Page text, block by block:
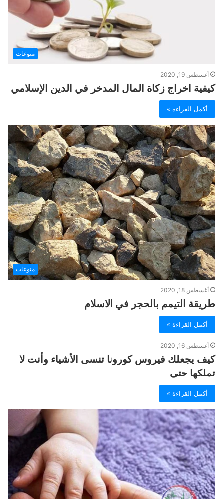
منوعات
أغسطس 19, 2020
كيفية اخراج زكاة المال المدخر في الدين الإسلامي
أكمل القراءة »
منوعات
أغسطس 18, 2020
طريقة التيمم بالحجر في الاسلام
أكمل القراءة »
أغسطس 16, 2020
كيف يجعلك فيروس كورونا تنسى الأشياء وأنت لا
تملكها حتى
أكمل القراءة »